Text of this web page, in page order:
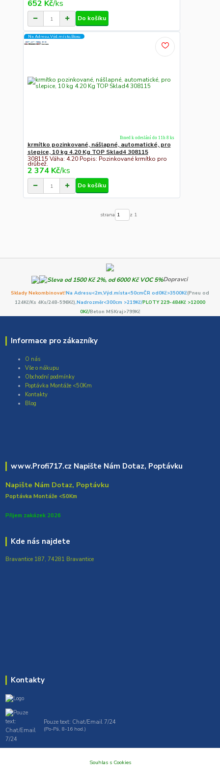
652 Kč/ks
Do košíku
Na Adresu,Výd.místo,Boxu
krmítko pozinkované, nášlapné, automatické, pro
slepice, 10 kg 4.20 Kg TOP Sklad4 308115
308115 Váha: 4.20 Popis: Pozinkované krmítko pro
drůbež.
2 374 Kč/ks
Ihned k odeslání do 11h 8 ks
Do košíku
strana z 1
Dopravci
Sklady Nekombinovat!Na Adresu<2m,Výd.místa<50cmČR od0Kč>3500Kč(Pneu od
124Kč/Ks 4Ks/248-596Kč),Nadrozměr<300cm >219Kč/PLOTY 229-484Kč >12000
0Kč/Beton MSKraj>799Kč
Informace pro zákazníky
O nás
Vše o nákupu
Obchodní podmínky
Poptávka Montáže <50Km
Kontakty
Blog
www.Profi717.cz Napište Nám Dotaz, Poptávku
Napište Nám Dotaz, Poptávku
Poptávka Montáže <50Km
Přijem zakázek 2026
Kde nás najdete
Bravantice 187, 74281 Bravantice
Kontakty
Pouze text: Chat/Email 7/24
(Po-Pá, 8-16 hod.)
Souhlas s Cookies